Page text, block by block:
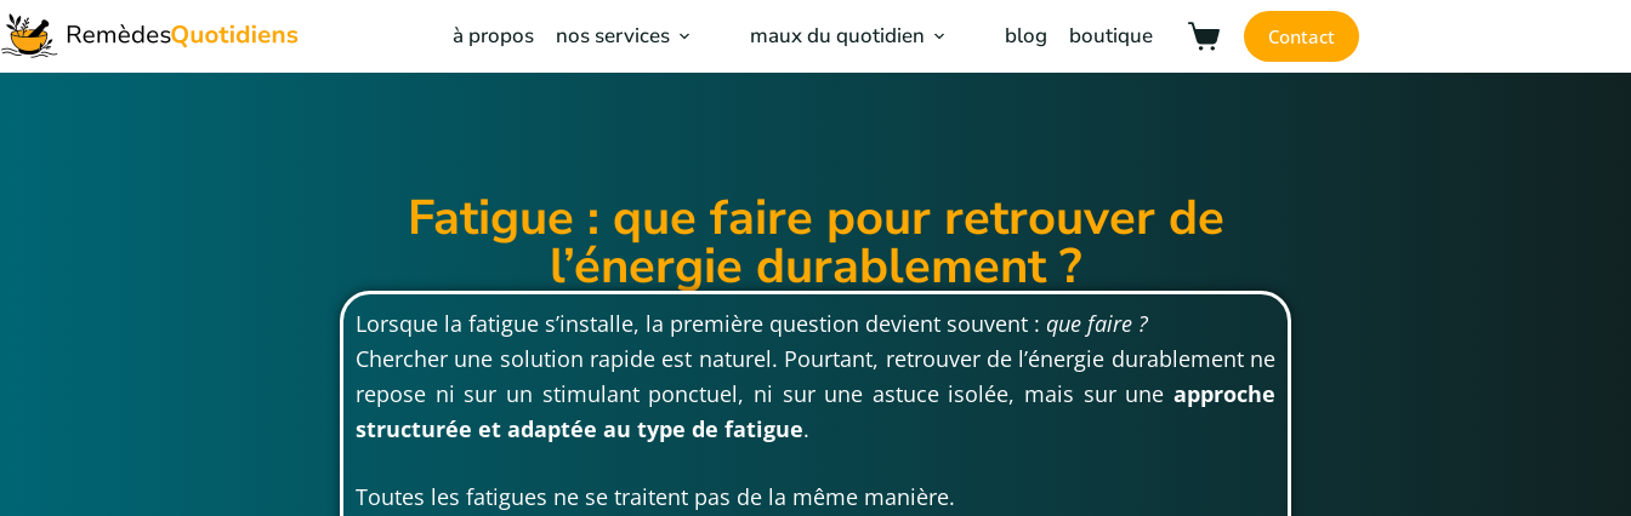
à propos nos services maux du quotidien blog boutique Contact
Fatigue : que faire pour retrouver de
l’énergie durablement ?
Lorsque la fatigue s’installe, la première question devient souvent : que faire ?
Chercher une solution rapide est naturel. Pourtant, retrouver de l’énergie durablement ne
repose ni sur un stimulant ponctuel, ni sur une astuce isolée, mais sur une approche
structurée et adaptée au type de fatigue.
Toutes les fatigues ne se traitent pas de la même manière.